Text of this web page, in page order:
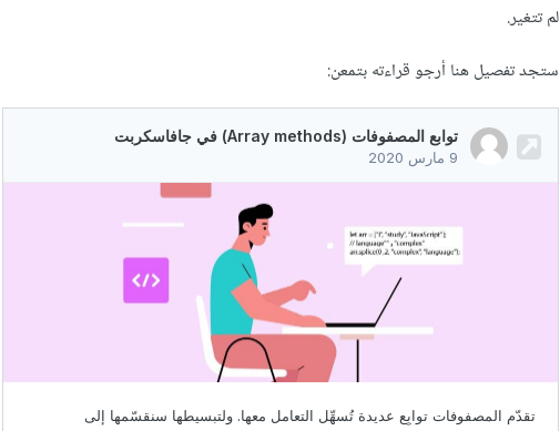
لم تتغير.
ستجد تفصيل هنا أرجو قراءته بتمعن: